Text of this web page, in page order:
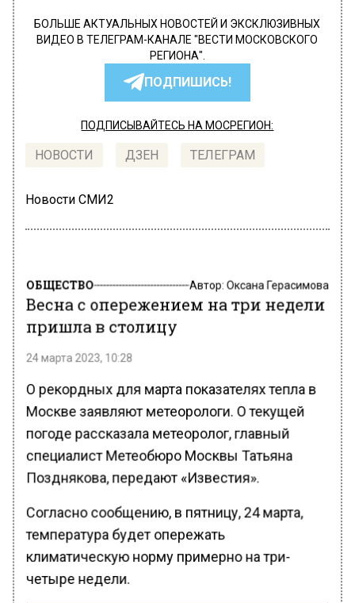
БОЛЬШЕ АКТУАЛЬНЫХ НОВОСТЕЙ И ЭКСКЛЮЗИВНЫХ
ВИДЕО В ТЕЛЕГРАМ-КАНАЛЕ "ВЕСТИ МОСКОВСКОГО
РЕГИОНА".
ПОДПИШИСЬ!
ПОДПИСЫВАЙТЕСЬ НА МОСРЕГИОН:
НОВОСТИ ДЗЕН ТЕЛЕГРАМ
Новости СМИ2
ОБЩЕСТВО Автор: Оксана Герасимова
Весна с опережением на три недели
пришла в столицу
24 марта 2023, 10:28
О рекордных для марта показателях тепла в
Москве заявляют метеорологи. О текущей
погоде рассказала метеоролог, главный
специалист Метеобюро Москвы Татьяна
Позднякова, передают «Известия».
Согласно сообщению, в пятницу, 24 марта,
температура будет опережать
климатическую норму примерно на три-
четыре недели.